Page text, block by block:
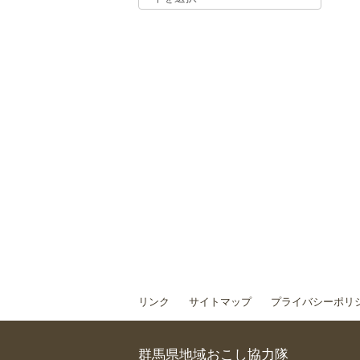
リンク サイトマップ プライバシーポリ
群馬県地域おこし協力隊